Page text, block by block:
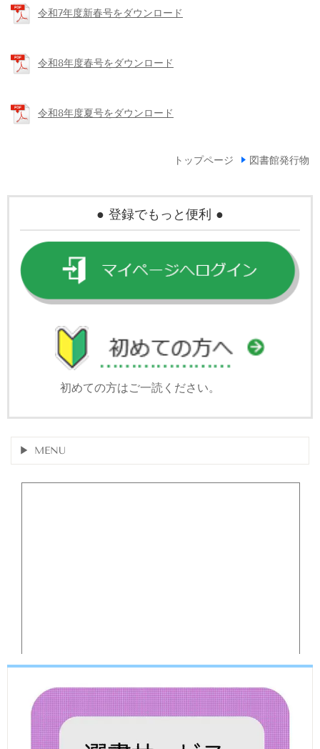
令和7年度新春号をダウンロード
令和8年度春号をダウンロード
令和8年度夏号をダウンロード
トップページ 図書館発行物
● 登録でもっと便利 ●
初めての方はご一読ください。
MENU